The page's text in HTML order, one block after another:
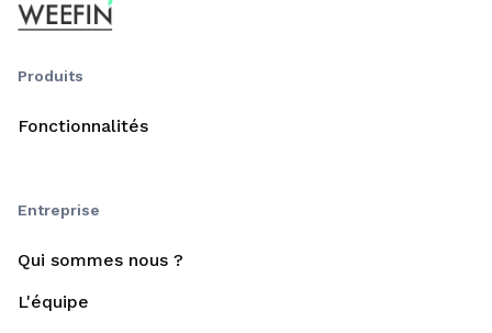
Produits
Fonctionnalités
Entreprise
Qui sommes nous ?
L'équipe